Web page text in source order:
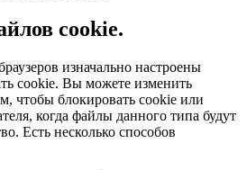
cookie.
изначально настроены
cookie. Вы можете изменить
чтобы блокировать cookie или
когда файлы данного типа будут
Есть несколько способов